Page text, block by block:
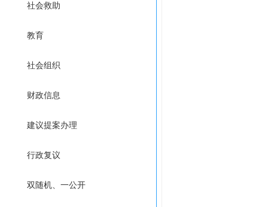
社会救助
教育
社会组织
财政信息
建议提案办理
行政复议
双随机、一公开